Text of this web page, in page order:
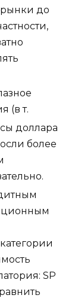
рынки до
(в т.
доллара
более
SP